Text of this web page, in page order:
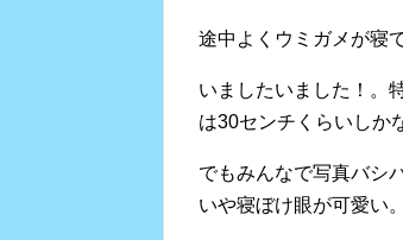
途中よくウミガメが寝
いましたいました！。
は30センチくらいしか
でもみんなで写真バシ
いや寝ぼけ眼が可愛い。